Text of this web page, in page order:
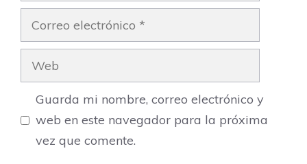
Correo
electrónico
Web
Guarda mi nombre, correo electrónico y
web en este navegador para la próxima
vez que comente.